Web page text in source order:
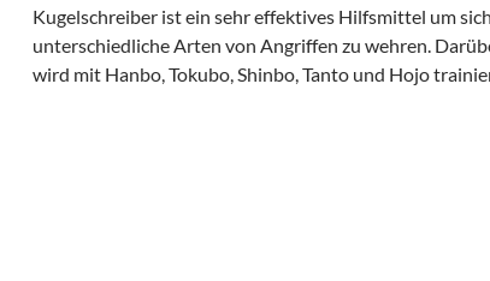
Kugelschreiber ist ein sehr effektives Hilfsmittel um
unterschiedliche Arten von Angriffen zu wehren.
wird mit Hanbo, Tokubo, Shinbo, Tanto und Hojo